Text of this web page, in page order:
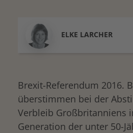
ELKE LARCHER
Brexit-Referendum 2016.
überstimmen bei der
Verbleib Großbritanniens
Generation der unter 50-